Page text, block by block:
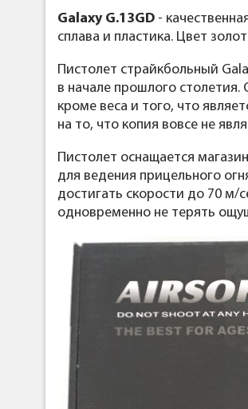
Galaxy G.13GD -
сплава и пластика. Цвет
Пистолет страйкбольный
в начале прошлого
кроме веса и того, что
на то, что копия вовсе не
Пистолет оснащается
для ведения прицельного
достигать скорости до 70 м/
одновременно не терять